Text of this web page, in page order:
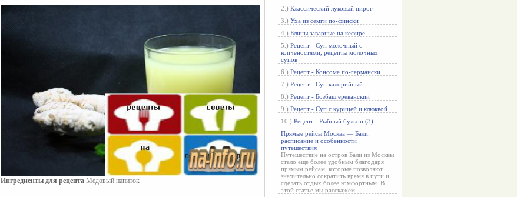
Ингредиенты для рецепта Медовый напиток
2.) Классический луковый пирог
3.) Уха из семги по-фински
4.) Блины заварные на кефире
5.) Рецепт - Суп молочный с
копченостями, рецепты молочных
супов
6.) Рецепт - Консоме по-германски
7.) Рецепт - Суп калорийный
8.) Рецепт - Бозбаш ереванский
9.) Рецепт - Суп с курицей и клюквой
10.) Рецепт - Рыбный бульон (3)
Прямые рейсы Москва — Бали:
расписание и особенности
путешествия
Путешествие на остров Бали из Москвы
стало еще более удобным благодаря
прямым рейсам, которые позволяют
значительно сократить время в пути и
сделать отдых более комфортным. В
этой статье мы расскажем ...